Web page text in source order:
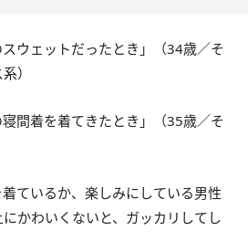
スウェットだったとき」（34歳／そ
）
寝間着を着てきたとき」（35歳／そ
ているか、楽しみにしている男性
かわいくないと、ガッカリしてし